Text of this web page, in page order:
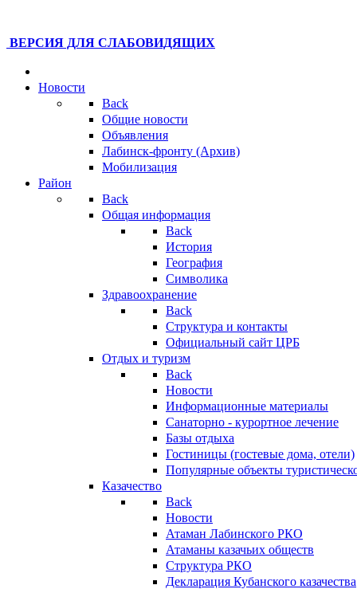
ВЕРСИЯ ДЛЯ СЛАБОВИДЯЩИХ
Новости
Back
Общие новости
Объявления
Лабинск-фронту (Архив)
Мобилизация
Район
Back
Общая информация
Back
История
География
Символика
Здравоохранение
Back
Структура и контакты
Официальный сайт ЦРБ
Отдых и туризм
Back
Новости
Информационные материалы
Санаторно - курортное лечение
Базы отдыха
Гостиницы (гостевые дома, отели)
Популярные объекты
Казачество
Back
Новости
Атаман Лабинского РКО
Атаманы казачьих обществ
Структура РКО
Декларация Кубанского казачества